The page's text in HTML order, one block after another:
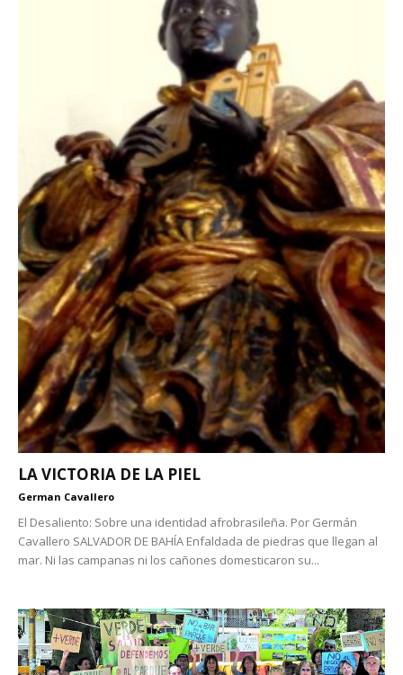
LA VICTORIA DE LA PIEL
German Cavallero
El Desaliento: Sobre una identidad afrobrasileña. Por Germán
Cavallero SALVADOR DE BAHÍA Enfaldada de piedras que llegan al
mar. Ni las campanas ni los cañones domesticaron su...